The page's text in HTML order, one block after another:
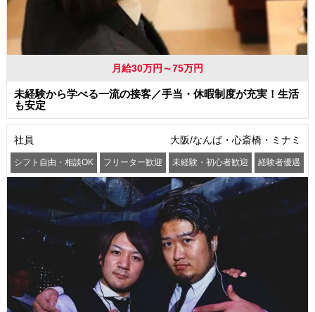
月給30万円～75万円
未経験から学べる一流の接客／手当・休暇制度が充実！生活
も安定
社員 大阪/なんば・心斎橋・ミナミ
シフト自由・相談OK フリーター歓迎 未経験・初心者歓迎 経験者優遇